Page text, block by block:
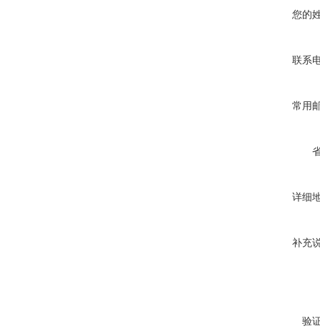
您的
联系
常用
详细
补充
验